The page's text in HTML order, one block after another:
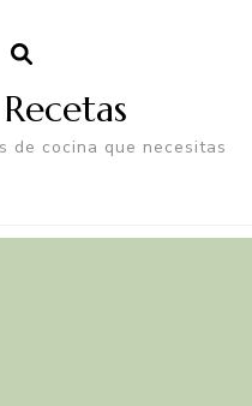
de cocina que necesitas